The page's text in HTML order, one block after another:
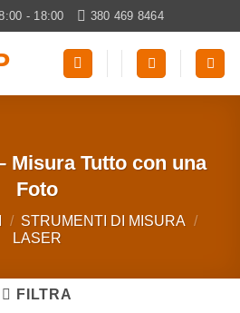
- 18:00 380 469 8464
Misura Tutto con una
Foto
/ STRUMENTI DI MISURA /
LASER
FILTRA